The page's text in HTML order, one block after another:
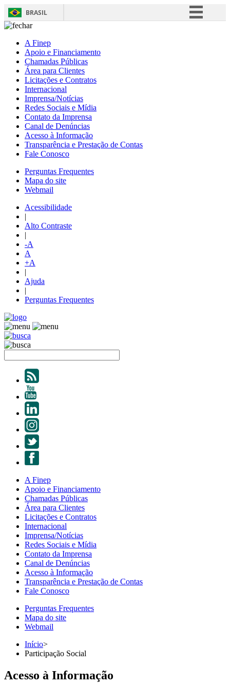
BRASIL
A Finep
Apoio e Financiamento
Chamadas Públicas
Área para Clientes
Licitações e Contratos
Internacional
Imprensa/Notícias
Redes Sociais e Mídia
Contato da Imprensa
Canal de Denúncias
Acesso à Informação
Transparência e Prestação de Contas
Fale Conosco
Perguntas Frequentes
Mapa do site
Webmail
Acessibilidade
|
Alto Contraste
|
-A
A
+A
|
Ajuda
|
Perguntas Frequentes
A Finep
Apoio e Financiamento
Chamadas Públicas
Área para Clientes
Licitações e Contratos
Internacional
Imprensa/Notícias
Redes Sociais e Mídia
Contato da Imprensa
Canal de Denúncias
Acesso à Informação
Transparência e Prestação de Contas
Fale Conosco
Perguntas Frequentes
Mapa do site
Webmail
Início>
Participação Social
Acesso à Informação